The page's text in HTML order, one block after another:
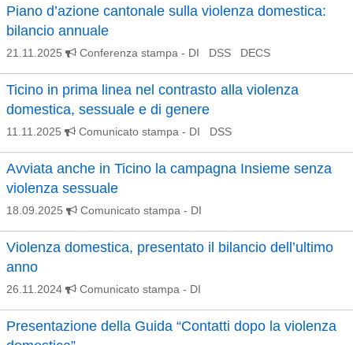
Piano d’azione cantonale sulla violenza domestica:
bilancio annuale
21.11.2025 Conferenza stampa - DI DSS DECS
Ticino in prima linea nel contrasto alla violenza
domestica, sessuale e di genere
11.11.2025 Comunicato stampa - DI DSS
Avviata anche in Ticino la campagna Insieme senza
violenza sessuale
18.09.2025 Comunicato stampa - DI
Violenza domestica, presentato il bilancio dell’ultimo
anno
26.11.2024 Comunicato stampa - DI
Presentazione della Guida “Contatti dopo la violenza